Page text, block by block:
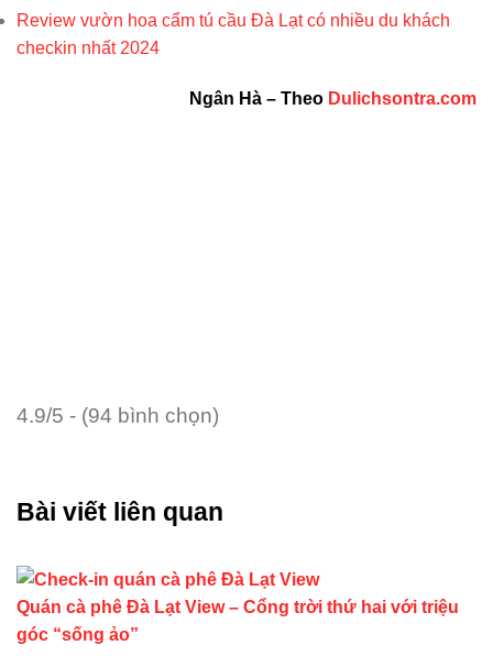
Review vườn hoa cẩm tú cầu Đà Lạt có nhiều du khách
checkin nhất 2024
Ngân Hà – Theo Dulichsontra.com
4.9/5 - (94 bình chọn)
Bài viết liên quan
Quán cà phê Đà Lạt View – Cổng trời thứ hai với triệu
góc “sống ảo”